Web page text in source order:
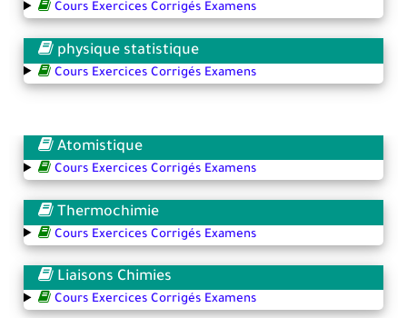
Cours Exercices Corrigés Examens
physique statistique
Cours Exercices Corrigés Examens
Atomistique
Cours Exercices Corrigés Examens
Thermochimie
Cours Exercices Corrigés Examens
Liaisons Chimies
Cours Exercices Corrigés Examens